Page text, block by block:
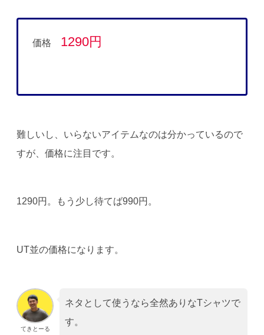
価格 1290円
難しいし、いらないアイテムなのは分かっているので
すが、価格に注目です。
1290円。もう少し待てば990円。
UT並の価格になります。
てきとーる
ネタとして使うなら全然ありなTシャツで
す。